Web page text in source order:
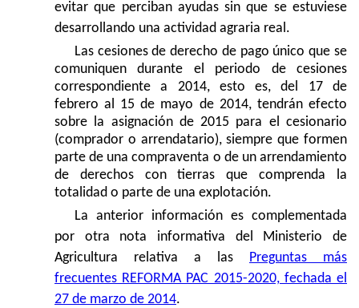
evitar que perciban ayudas sin que se estuviese
desarrollando una actividad agraria real.
Las cesiones de derecho de pago único que se
comuniquen durante el periodo de cesiones
correspondiente a 2014, esto es, del 17 de
febrero al 15 de mayo de 2014, tendrán efecto
sobre la asignación de 2015 para el cesionario
(comprador o arrendatario), siempre que formen
parte de una compraventa o de un arrendamiento
de derechos con tierras que comprenda la
totalidad o parte de una explotación.
La anterior información es complementada
por otra nota informativa del Ministerio de
Agricultura relativa a las Preguntas más
frecuentes REFORMA PAC 2015-2020, fechada el
27 de marzo de 2014.